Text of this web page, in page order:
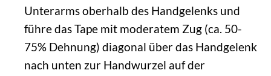
Unterarms oberhalb des Handgelenks und
führe das Tape mit moderatem Zug (ca. 50-
75% Dehnung) diagonal über das Handgelenk
nach unten zur Handwurzel auf der